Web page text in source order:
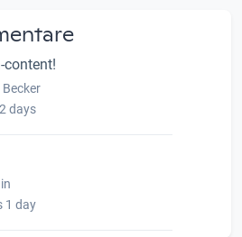
content!
days
1 day